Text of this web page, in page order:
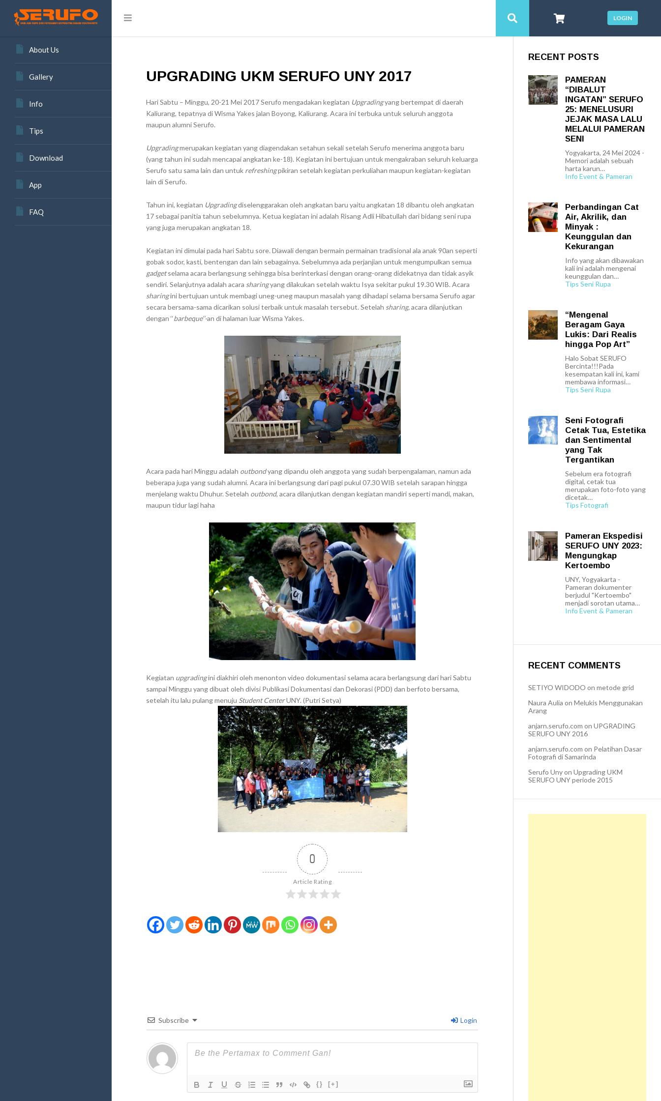
LOGIN
About Us
Gallery
Info
Tips
Download
App
FAQ
UPGRADING UKM SERUFO UNY 2017
Hari Sabtu – Minggu, 20-21 Mei 2017 Serufo mengadakan kegiatan Upgradingyang bertempat di daerah
Kaliurang, tepatnya di Wisma Yakes jalan Boyong, Kaliurang. Acara ini terbuka untuk seluruh anggota
maupun alumni Serufo.
Upgradingmerupakan kegiatan yang diagendakan setahun sekali setelah Serufo menerima anggota baru
(yang tahun ini sudah mencapai angkatan ke-18). Kegiatan ini bertujuan untuk mengakraban seluruh keluarga
Serufo satu sama lain dan untuk refreshingpikiran setelah kegiatan perkuliahan maupun kegiatan-kegiatan
lain di Serufo.
Tahun ini, kegiatan Upgradingdiselenggarakan oleh angkatan baru yaitu angkatan 18 dibantu oleh angkatan
17 sebagai panitia tahun sebelumnya. Ketua kegiatan ini adalah Risang Adli Hibatullah dari bidang seni rupa
yang juga merupakan angkatan 18.
Kegiatan ini dimulai pada hari Sabtu sore. Diawali dengan bermain permainan tradisional ala anak 90an seperti
gobak sodor, kasti, bentengan dan lain sebagainya. Sebelumnya ada perjanjian untuk mengumpulkan semua
gadgetselama acara berlangsung sehingga bisa berinterkasi dengan orang-orang didekatnya dan tidak asyik
sendiri. Selanjutnya adalah acara sharingyang dilakukan setelah waktu Isya sekitar pukul 19.30 WIB. Acara
sharingini bertujuan untuk membagi uneg-uneg maupun masalah yang dihadapi selama bersama Serufo agar
secara bersama-sama dicarikan solusi terbaik untuk masalah tersebut. Setelah sharing,acara dilanjutkan
dengan ‘‘barbeque‘‘-an di halaman luar Wisma Yakes.
Acara pada hari Minggu adalah outbondyang dipandu oleh anggota yang sudah berpengalaman, namun ada
beberapa juga yang sudah alumni. Acara ini berlangsung dari pagi pukul 07.30 WIB setelah sarapan hingga
menjelang waktu Dhuhur. Setelah outbond, acara dilanjutkan dengan kegiatan mandiri seperti mandi, makan,
maupun tidur lagi haha
Kegiatan upgradingini diakhiri oleh menonton video dokumentasi selama acara berlangsung dari hari Sabtu
sampai Minggu yang dibuat oleh divisi Publikasi Dokumentasi dan Dekorasi (PDD) dan berfoto bersama,
setelah itu lalu pulang menuju Student CenterUNY. (Putri Setya)
0
Article Rating
Subscribe Login
{} [+]
RECENT POSTS
PAMERAN
“DIBALUT
INGATAN” SERUFO
25: MENELUSURI
JEJAK MASA LALU
MELALUI PAMERAN
SENI
Yogyakarta, 24 Mei 2024 -
Memori adalah sebuah
harta karun…
Info Event & Pameran
Perbandingan Cat
Air, Akrilik, dan
Minyak :
Keunggulan dan
Kekurangan
Info yang akan dibawakan
kali ini adalah mengenai
keunggulan dan…
Tips Seni Rupa
“Mengenal
Beragam Gaya
Lukis: Dari Realis
hingga Pop Art”
Halo Sobat SERUFO
Bercinta!!!Pada
kesempatan kali ini, kami
membawa informasi…
Tips Seni Rupa
Seni Fotografi
Cetak Tua, Estetika
dan Sentimental
yang Tak
Tergantikan
Sebelum era fotografi
digital, cetak tua
merupakan foto-foto yang
dicetak…
Tips Fotografi
Pameran Ekspedisi
SERUFO UNY 2023:
Mengungkap
Kertoembo
UNY, Yogyakarta -
Pameran dokumenter
berjudul "Kertoembo"
menjadi sorotan utama…
Info Event & Pameran
RECENT COMMENTS
SETIYO WIDODO on metode grid
Naura Aulia on Melukis Menggunakan
Arang
anjarn.serufo.com on UPGRADING
SERUFO UNY 2016
anjarn.serufo.com on Pelatihan Dasar
Fotografi di Samarinda
Serufo Unyon Upgrading UKM
SERUFO UNY periode 2015